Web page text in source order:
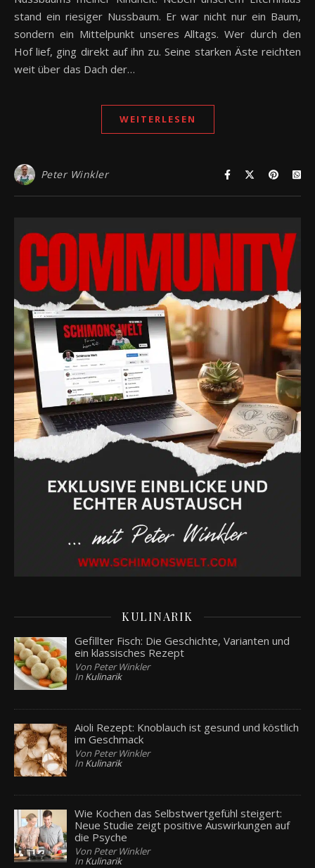
stand ein riesiger Nussbaum. Er war nicht nur ein Baum,
sondern ein Mittelpunkt unseres Alltags. Wer durch den
Hof lief, ging direkt auf ihn zu. Seine starken Äste reichten
weit über das Dach der…
WEITERLESEN
Peter Winkler
KULINARIK
Gefillter Fisch: Die Geschichte, Varianten und
ein klassisches Rezept
Von Peter Winkler
In Kulinarik
Aioli Rezept: Knoblauch ist gesund und köstlich
im Geschmack
Von Peter Winkler
In Kulinarik
Wie Kochen das Selbstwertgefühl steigert:
Neue Studie zeigt positive Auswirkungen auf
die Psyche
Von Peter Winkler
In Kulinarik